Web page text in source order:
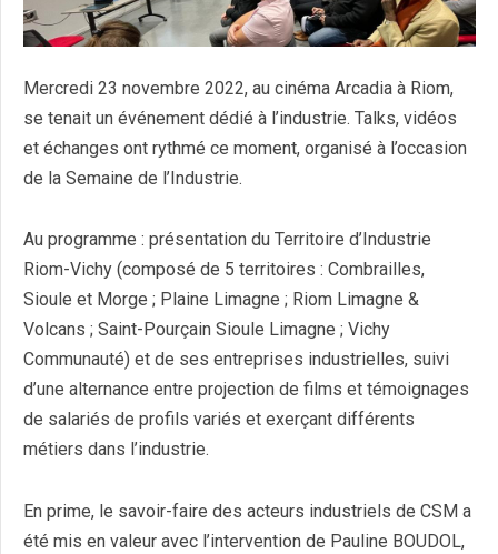
Mercredi 23 novembre 2022, au cinéma Arcadia à Riom,
se tenait un événement dédié à l’industrie. Talks, vidéos
et échanges ont rythmé ce moment, organisé à l’occasion
de la Semaine de l’Industrie.
Au programme : présentation du Territoire d’Industrie
Riom-Vichy (composé de 5 territoires : Combrailles,
Sioule et Morge ; Plaine Limagne ; Riom Limagne &
Volcans ; Saint-Pourçain Sioule Limagne ; Vichy
Communauté) et de ses entreprises industrielles, suivi
d’une alternance entre projection de films et témoignages
de salariés de profils variés et exerçant différents
métiers dans l’industrie.
En prime, le savoir-faire des acteurs industriels de CSM a
été mis en valeur avec l’intervention de Pauline BOUDOL,